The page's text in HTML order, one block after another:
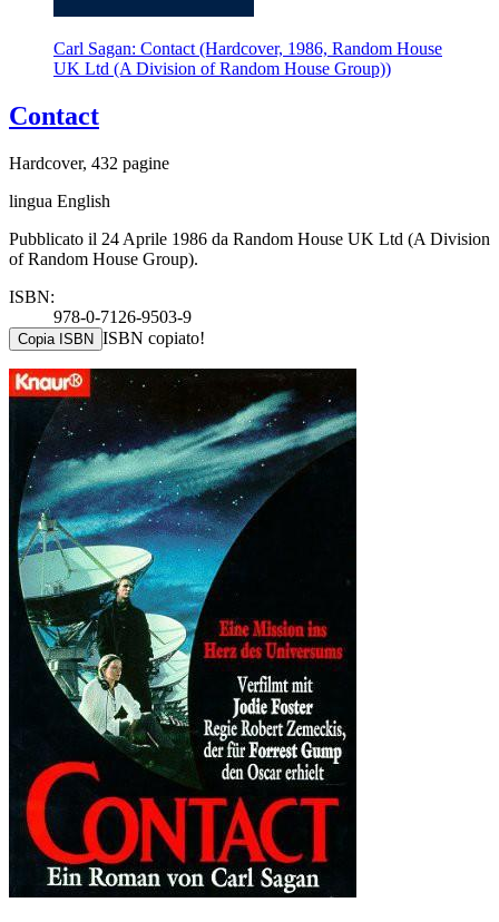
Carl Sagan: Contact (Hardcover, 1986, Random House
UK Ltd (A Division of Random House Group))
Contact
Hardcover, 432 pagine
lingua English
Pubblicato il 24 Aprile 1986 da Random House UK Ltd (A Division
of Random House Group).
ISBN:
978-0-7126-9503-9
Copia ISBN ISBN copiato!